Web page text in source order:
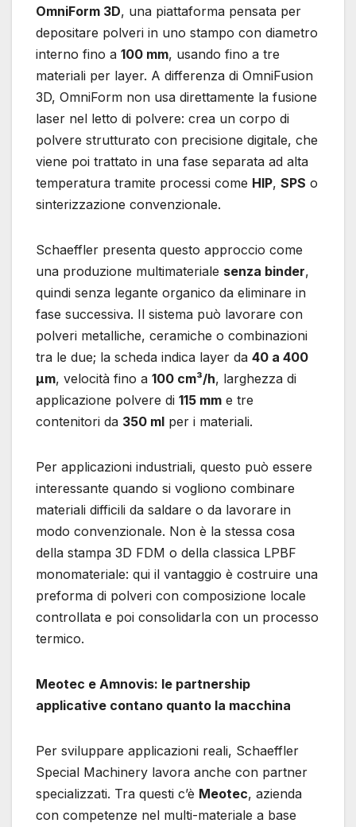
OmniForm 3D, una piattaforma pensata per
depositare polveri in uno stampo con diametro
interno fino a 100 mm, usando fino a tre
materiali per layer. A differenza di OmniFusion
3D, OmniForm non usa direttamente la fusione
laser nel letto di polvere: crea un corpo di
polvere strutturato con precisione digitale, che
viene poi trattato in una fase separata ad alta
temperatura tramite processi come HIP, SPS o
sinterizzazione convenzionale.
Schaeffler presenta questo approccio come
una produzione multimateriale senza binder,
quindi senza legante organico da eliminare in
fase successiva. Il sistema può lavorare con
polveri metalliche, ceramiche o combinazioni
tra le due; la scheda indica layer da 40 a 400
µm, velocità fino a 100 cm³/h, larghezza di
applicazione polvere di 115 mm e tre
contenitori da 350 ml per i materiali.
Per applicazioni industriali, questo può essere
interessante quando si vogliono combinare
materiali difficili da saldare o da lavorare in
modo convenzionale. Non è la stessa cosa
della stampa 3D FDM o della classica LPBF
monomateriale: qui il vantaggio è costruire una
preforma di polveri con composizione locale
controllata e poi consolidarla con un processo
termico.
Meotec e Amnovis: le partnership
applicative contano quanto la macchina
Per sviluppare applicazioni reali, Schaeffler
Special Machinery lavora anche con partner
specializzati. Tra questi c’è Meotec, azienda
con competenze nel multi-materiale a base